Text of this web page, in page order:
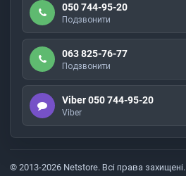
050 744-95-20
Подзвонити
063 825-76-77
Подзвонити
Viber 050 744-95-20
Viber
© 2013-2026 Netstore. Всі права захищені.